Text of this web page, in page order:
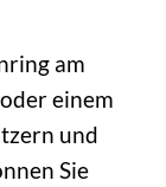
am
einem
und
Sie